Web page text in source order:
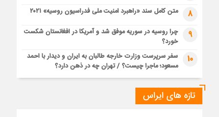
8 متن کامل سند «راهبرد امنیت ملی فدراسیون روسیه» ۲۰۲۱
9
چرا روسیه در سوریه موفق شد و آمریکا در افغانستان شکست
خورد؟
10
سفر سرپرست وزارت خارجه طالبان به ایران و دیدار با احمد
مسعود؛ ماجرا چیست؟ / تهران چه در ذهن دارد؟
تازه های ایراس